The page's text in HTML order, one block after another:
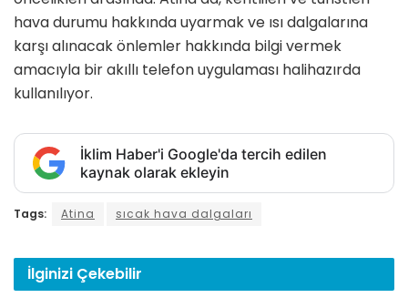
hava durumu hakkında uyarmak ve ısı dalgalarına
karşı alınacak önlemler hakkında bilgi vermek
amacıyla bir akıllı telefon uygulaması halihazırda
kullanılıyor.
İklim Haber'i Google'da tercih edilen
kaynak olarak ekleyin
Tags: Atina sıcak hava dalgaları
İlginizi Çekebilir